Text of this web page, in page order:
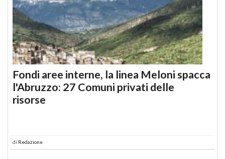
Fondi aree interne, la linea Meloni spacca
l'Abruzzo: 27 Comuni privati delle
risorse
di Redazione